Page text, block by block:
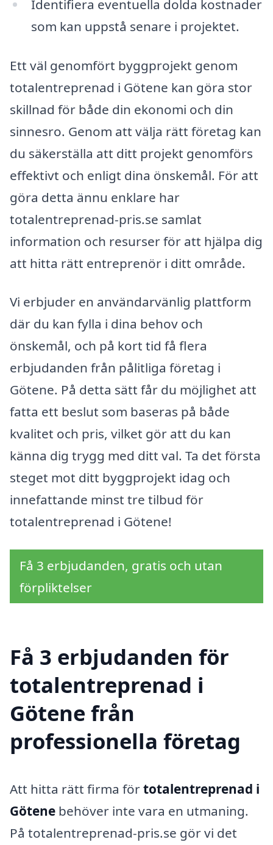
Identifiera eventuella dolda kostnader
som kan uppstå senare i projektet.
Ett väl genomfört byggprojekt genom
totalentreprenad i Götene kan göra stor
skillnad för både din ekonomi och din
sinnesro. Genom att välja rätt företag kan
du säkerställa att ditt projekt genomförs
effektivt och enligt dina önskemål. För att
göra detta ännu enklare har
totalentreprenad-pris.se samlat
information och resurser för att hjälpa dig
att hitta rätt entreprenör i ditt område.
Vi erbjuder en användarvänlig plattform
där du kan fylla i dina behov och
önskemål, och på kort tid få flera
erbjudanden från pålitliga företag i
Götene. På detta sätt får du möjlighet att
fatta ett beslut som baseras på både
kvalitet och pris, vilket gör att du kan
känna dig trygg med ditt val. Ta det första
steget mot ditt byggprojekt idag och
innefattande minst tre tilbud för
totalentreprenad i Götene!
Få 3 erbjudanden, gratis och utan
förpliktelser
Få 3 erbjudanden för
totalentreprenad i
Götene från
professionella företag
Att hitta rätt firma förtotalentreprenad i
Götene behöver inte vara en utmaning.
På totalentreprenad-pris.se gör vi det